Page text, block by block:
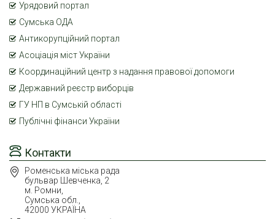
Контакти
Роменська міська рада
бульвар Шевченка, 2
м. Ромни,
Сумська обл.,
42000 УКРАЇНА
Урядовий портал
Сумська ОДА
Антикорупційний портал
Асоціація міст України
Координаційний центр з надання правової допомоги
Державний реєстр виборців
ГУ НП в Сумській області
Публічні фінанси України